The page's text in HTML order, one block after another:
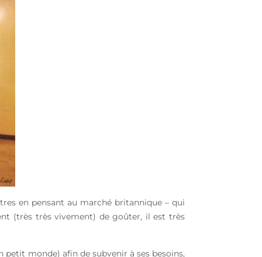
en pensant au marché britannique – qui
(très très vivement) de goûter, il est très
monde) afin de subvenir à ses besoins,